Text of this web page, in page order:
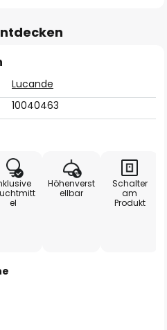
Lucande
10040463
el
Höhenverst
ellbar
Schalter
am
Produkt